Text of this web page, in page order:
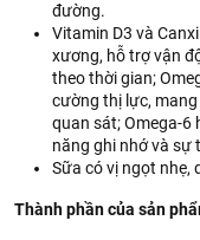
đường.
Vitamin D3 và
xương, hỗ trợ vận
theo thời gian;
cường thị lực,
quan sát; Omega-6
năng ghi nhớ và sự
Sữa có vị ngọt nhẹ,
Thành phần của sản